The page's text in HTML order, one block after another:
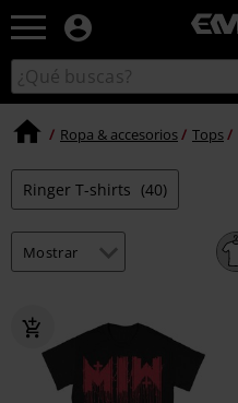
Buscar
en
catálogoRopa & accesorios Tops
Ringer T-shirts (40)